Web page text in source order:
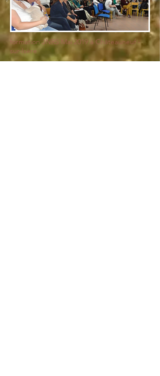
formation JNRS Mai 2019 à Châteauneuf -
sur-Isère